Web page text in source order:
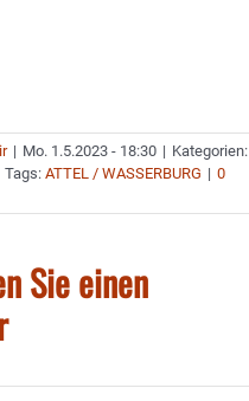
| Mo. 1.5.2023 - 18:30 | Kategorien:
Tags: ATTEL / WASSERBURG | 0
Sie einen